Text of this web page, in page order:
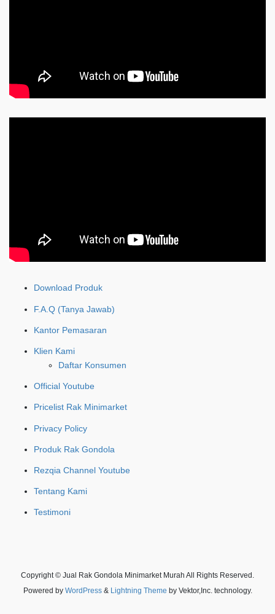
Download Produk
F.A.Q (Tanya Jawab)
Kantor Pemasaran
Klien Kami
Daftar Konsumen
Official Youtube
Pricelist Rak Minimarket
Privacy Policy
Produk Rak Gondola
Rezqia Channel Youtube
Tentang Kami
Testimoni
Copyright © Jual Rak Gondola Minimarket Murah All Rights Reserved.
Powered by WordPress& Lightning Theme by Vektor,Inc. technology.